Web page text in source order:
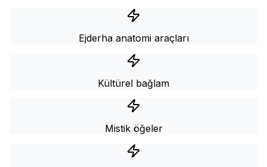
Ejderha anatomi araçları
Kültürel bağlam
Mistik öğeler